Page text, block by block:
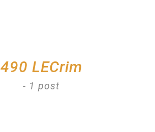
490 LECrim
- 1 post